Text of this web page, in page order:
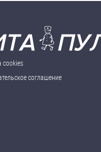
cookies
соглашение